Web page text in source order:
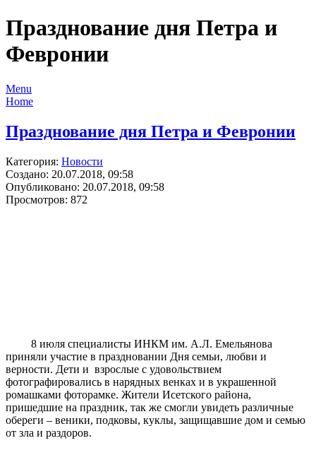
Празднование дня Петра и
Февронии
Menu
Home
Празднование дня Петра и Февронии
Категория: Новости
Создано: 20.07.2018, 09:58
Опубликовано: 20.07.2018, 09:58
Просмотров: 872
8 июля специалисты ИНКМ им. А.Л. Емельянова
приняли участие в праздновании Дня семьи, любви и
верности. Дети и взрослые с удовольствием
фотографировались в нарядных венках и в украшенной
ромашками фоторамке. Жители Исетского района,
пришедшие на праздник, так же смогли увидеть различные
обереги – веники, подковы, куклы, защищавшие дом и семью
от зла и раздоров.